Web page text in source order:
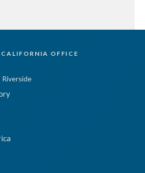
CALIFORNIA OFFICE